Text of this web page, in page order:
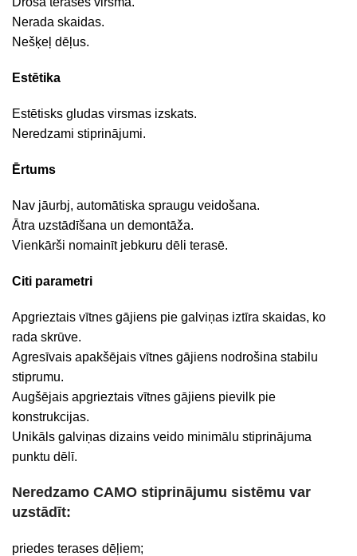
Nerada skaidas.
Nešķeļ dēļus.
Estētika
Estētisks gludas virsmas izskats.
Neredzami stiprinājumi.
Ērtums
Nav jāurbj, automātiska spraugu veidošana.
Ātra uzstādīšana un demontāža.
Vienkārši nomainīt jebkuru dēli terasē.
Citi parametri
Apgrieztais vītnes gājiens pie galviņas iztīra skaidas, ko
rada skrūve.
Agresīvais apakšējais vītnes gājiens nodrošina stabilu
stiprumu.
Augšējais apgrieztais vītnes gājiens pievilk pie
konstrukcijas.
Unikāls galviņas dizains veido minimālu stiprinājuma
punktu dēlī.
Neredzamo CAMO stiprinājumu sistēmu var
uzstādīt:
priedes terases dēļiem;